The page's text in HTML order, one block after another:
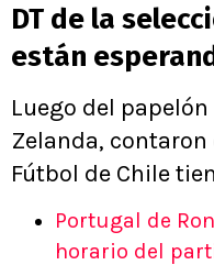
DT de la
están
Luego del
Zelanda, contaron
Fútbol de Chile
Portugal de
horario del